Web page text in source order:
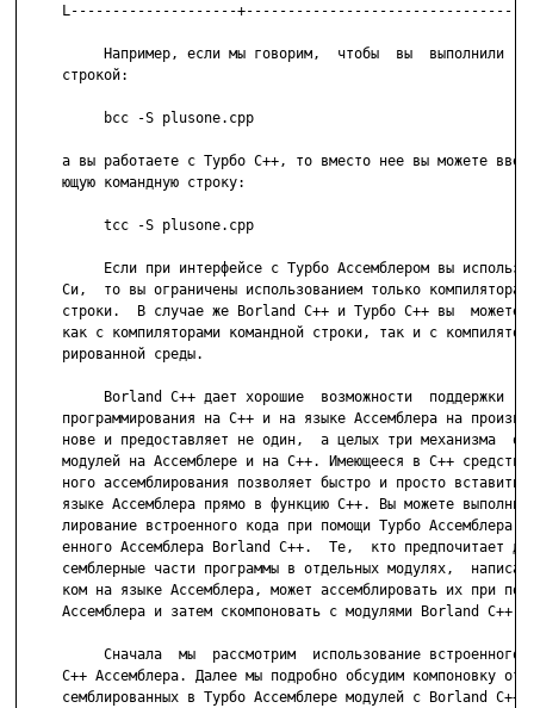
L--------------------
Например, если мы говорим,  чтобы  вы  выполнили
     строкой:
          bcc -S plusone.cpp
а вы работаете с Турбо С++, то вместо нее вы можете
     ющую командную строку:
          tcc -S plusone.cpp
Если при интерфейсе с Турбо Ассемблером вы
Си,  то вы ограничены использованием только компилятора
строки.  В случае же Borland С++ и Турбо С++ вы  можете
как с компиляторами командной строки, так и с
     рированной среды.
Borland C++ дает хорошие  возможности  поддержки
программирования на С++ и на языке Ассемблера на
нове и предоставляет не один,  а целых три механизма
модулей на Ассемблере и на С++. Имеющееся в С++ средство
ного ассемблирования позволяет быстро и просто вставить
языке Ассемблера прямо в функцию С++. Вы можете
лирование встроенного кода при помощи Турбо Ассемблера
енного Ассемблера Borland С++.  Те,  кто предпочитает
семблерные части программы в отдельных модулях,
ком на языке Ассемблера, может ассемблировать их при
     Ассемблера и затем скомпоновать с модулями Borland С++.
Сначала  мы  рассмотрим  использование встроенного
C++ Ассемблера. Далее мы подробно обсудим компоновку
семблированных в Турбо Ассемблере модулей с Borland C++